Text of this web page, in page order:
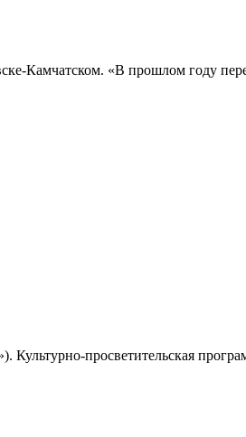
Камчатском. «В прошлом году
просветительская